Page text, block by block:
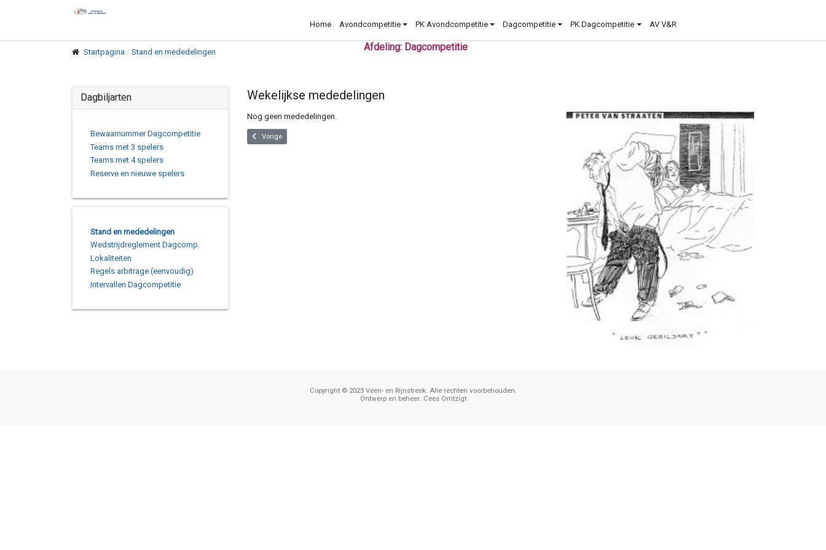
Home Avondcompetitie PK Avondcompetitie Dagcompetitie PK Dagcompetitie AV V&R
Startpagina Stand en mededelingen Afdeling: Dagcompetitie
Wekelijkse mededelingen
Nog geen mededelingen.
Vorig artikel: Voorwoord Wedstrijdleider(dagbiljarten)
Vorige
Dagbiljarten
Bewaarnummer Dagcompetitie
Teams met 3 spelers
Teams met 4 spelers
Reserve en nieuwe spelers
Stand en mededelingen
Wedstrijdreglement Dagcomp.
Lokaliteiten
Regels arbitrage (eenvoudig)
Intervallen Dagcompetitie
Copyright © 2023 Veen- en Rijnstreek. Alle rechten voorbehouden.
Ontwerp en beheer: Cees Omtzigt